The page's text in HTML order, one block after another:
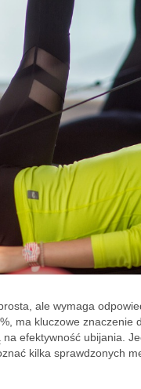
ale wymaga
ma kluczowe
efektywność ubijania.
kilka sprawdzonych